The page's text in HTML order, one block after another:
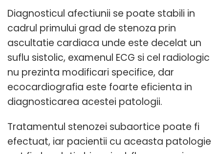
Diagnosticul afectiunii se poate stabili in
cadrul primului grad de stenoza prin
ascultatie cardiaca unde este decelat un
suflu sistolic, examenul ECG si cel radiologic
nu prezinta modificari specifice, dar
ecocardiografia este foarte eficienta in
diagnosticarea acestei patologii.
Tratamentul stenozei subaortice poate fi
efectuat, iar pacientii cu aceasta patologie